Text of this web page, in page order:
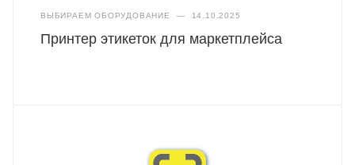
ВЫБИРАЕМ ОБОРУДОВАНИЕ — 14.10.2025
Принтер этикеток для маркетплейса